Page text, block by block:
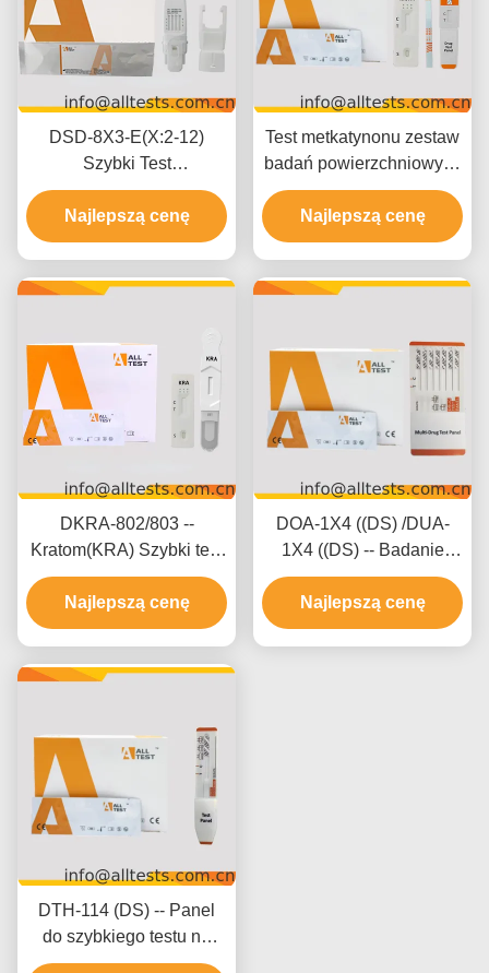
DSD-8X3-E(X:2-12)
Szybki Test
Wielopierwiastkowy na
Ślinę do Użytku
Profesjonalnego
Najlepszą cenę
Test metkatynonu zestaw
badań powierzchniowych
MCAT z wynikami w
ciągu 5 minut 500 ng/ml
Najlepszą cenę
DKRA-802/803 --
Kratom(KRA) Szybki test
(płyn doustny)
((Kaseta/Urządzenie)
Najlepszą cenę
DOA-1X4 ((DS) /DUA-
1X4 ((DS) -- Badanie
szybkie 2-20 leków
(urynę)
Najlepszą cenę
DTH-114 (DS) -- Panel
do szybkiego testu na
marihuanę (THC) (mocz)